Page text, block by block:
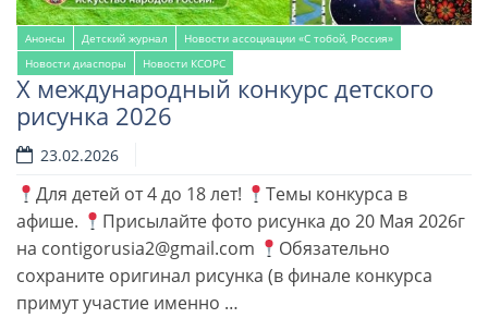
Анонсы Детский журнал
Новости ассоциации «С тобой, Россия»
Новости диаспоры
Новости КСОРС
Х международный конкурс детского
рисунка 2026
23.02.2026
Для детей от 4 до 18 лет!
Темы конкурса в
афише.
Присылайте фото рисунка до 20 Мая 2026г
на contigorusia2@gmail.com
Обязательно
сохраните оригинал рисунка (в финале конкурса
примут участие именно …